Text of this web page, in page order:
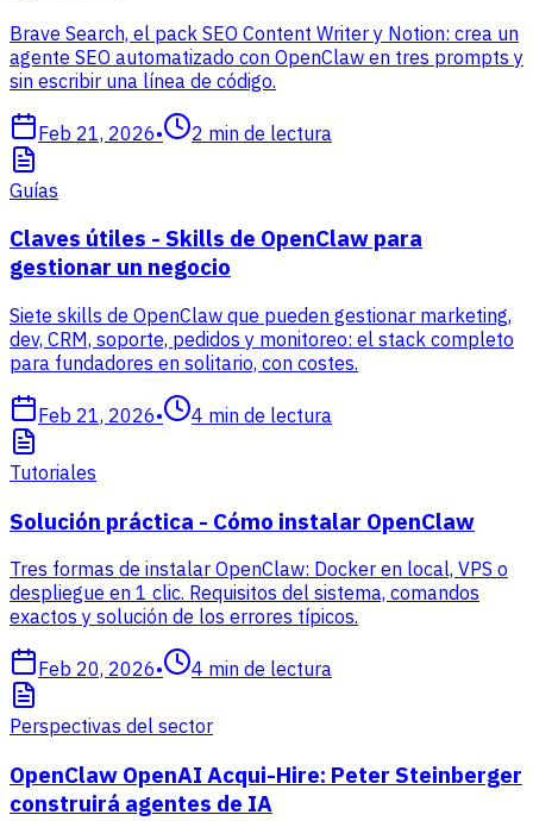
Brave Search, el pack SEO Content Writer y Notion: crea un
agente SEO automatizado con OpenClaw en tres prompts y
sin escribir una línea de código.
Feb 21, 2026• 2 min de lectura
Guías
Claves útiles - Skills de OpenClaw para
gestionar un negocio
Siete skills de OpenClaw que pueden gestionar marketing,
dev, CRM, soporte, pedidos y monitoreo: el stack completo
para fundadores en solitario, con costes.
Feb 21, 2026• 4 min de lectura
Tutoriales
Solución práctica - Cómo instalar OpenClaw
Tres formas de instalar OpenClaw: Docker en local, VPS o
despliegue en 1 clic. Requisitos del sistema, comandos
exactos y solución de los errores típicos.
Feb 20, 2026• 4 min de lectura
Perspectivas del sector
OpenClaw OpenAI Acqui-Hire: Peter Steinberger
construirá agentes de IA